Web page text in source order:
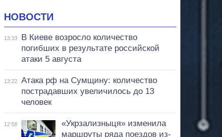
НОВОСТИ
13:33
В Киеве возросло количество
погибших в результате российской
атаки 5 августа
13:22
Атака рф на Сумщину: количество
пострадавших увеличилось до 13
человек
12:58
«Укрзализныця» изменила
маршруты ряда поездов из-